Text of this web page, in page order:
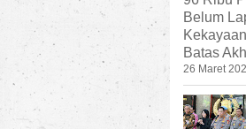
Belum
Batas
26 Maret